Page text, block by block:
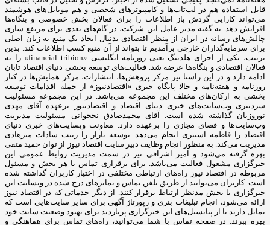
قابل استفاده هم در لپ‌تاب‌ها و کامپیوترهای شخصی و هم موبایل‌های هوشمند
می‌تواند کارایی گردش باز اطلاعات را برای فعالان بخش خصوصی و بنگاه‌ها
افزایش دهد. به گفته مدیر عامل این شرکت، در گام‌های بعدی برای مرتفع سازی
چالش‌های رسانه در ایران از منظر اقتصادی بدنبال ایجاد یک منبع به زبان اصلی
برای سرمایه‌گذاران خارجی برآمدیم تا بتواند از آن منبع کسب اطلاعات کند. بدین
ترتیب، یکی از اجزای هلدینگ یعنی روزنامه انگلیسی «financial tribion» را به
فعالان اقتصادی و بنگاه‌ها عرضه شد. فعالیت‌های توسعه بخشی دنیای اقتصاد تابان
ادامه دارد و در این راستا نیز مرکز پژوهش‌ها، انتشارات، مرکز همایش‌ها در کنار
روزنامه و هفته‌نامه و حالا پایگاه خبری «اقتصادنیوز» از جمله اقدامات توسعه
بخشی به ارکان‌های مختلف این مجموعه می‌باشد. در این مجموعه مسئولیت
سردبیری وب‌سایت‌های خبری دنیای اقتصاد و اقتصادنیوز برعهده آقای مهدی
نوروزیان گذاشته شده است. آقای محمدصادق نخجوانی مسئولیت مدیریت
وب‌سایت‌ها و فضای مجازی را برعهده دارد. معاونت وبسایت‌های خبری دنیای
اقتصاد را فاطمه استیری انجام می‌دهد. توسعه بازار را زینب سادات میرهادی
مدیریت می‌کند. به منظور انجام وظایف دبیر سایت اقتصاد نیوز از توان حمید متقی
بهره گرفته می‌شود و امیر اشراقی نیز در سمت مدیریت روابط عمومی این
خبرگزاری مشغول فعالیت می‌باشد. برای برقراری تماس با هر بخش و مسئول
مربوطه در اقتصاد نیوز راه‌های ارتباطی مختلفی در اختیار کاربران گذاشته شده
است. کاربران می‌توانند از طریق تلفن تماس و نمابرهای درج شده در وبسایت این
خبرگزاری با بخش مدنظر ارتباط برقرار کنند. از دیگر خدماتی که در اقتصاد نیوز
ارائه می‌شود، انجام تبلیغات بنری و رپورتاژ آگهی برای سایر سایت‌هایی است که
تمایل دارند تا از پتانسیل‌های این خبرگزاری پربازدید برای بهبود وضعیت سایت خود
بهره ببرند. در صفحه تماس با شما می‌توانید، راه‌های تماس برای هماهنگی و